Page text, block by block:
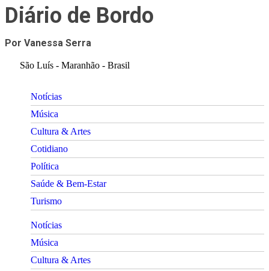
Diário de Bordo
Por Vanessa Serra
São Luís - Maranhão - Brasil
Notícias
Música
Cultura & Artes
Cotidiano
Política
Saúde & Bem-Estar
Turismo
Notícias
Música
Cultura & Artes